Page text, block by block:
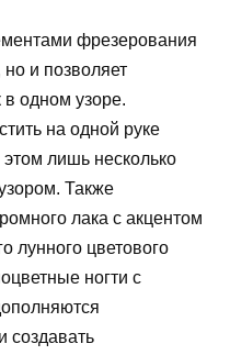
фрезерования
но и позволяет
в одном узоре.
на одной руке
этом лишь несколько
Также
лака с акцентом
лунного цветового
ногти с